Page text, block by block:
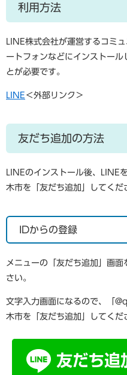
利用方法
LINE株式会社が運営するコミ
ートフォンなどにインストー
とが必要です。
LINE ＜外部リンク＞
友だち追加の方法
LINEのインストール後、LINE
木市を「友だち追加」してくだ
IDからの登録
メニューの「友だち追加」画
さい。
文字入力画面になるので、「
木市を「友だち追加」してくだ